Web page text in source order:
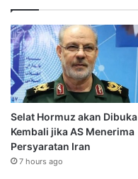
Selat Hormuz akan Dibuka
Kembali jika AS Menerima
Persyaratan Iran
7 hours ago